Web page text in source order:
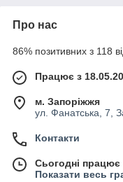
Про нас
86% позитивних з 118
Працює з
м. Запоріжжя
ул. Фанатська, 7,
Контакти
Сьогодні працює
Показати весь